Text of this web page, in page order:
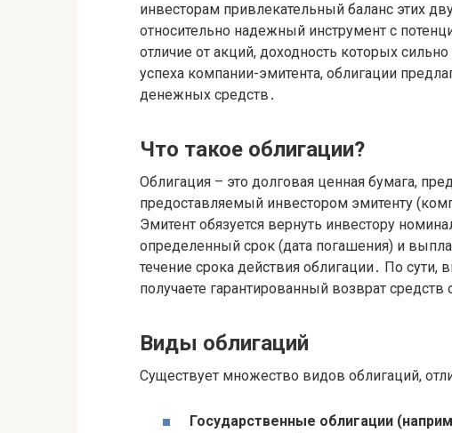
инвесторам привлекательный баланс этих
относительно надежный инструмент с
отличие от акций, доходность которых
успеха компании-эмитента, облигации
денежных средств․
Что такое облигации?
Облигация – это долговая ценная бумага,
предоставляемый инвестором эмитенту
Эмитент обязуется вернуть инвестору
определенный срок (дата погашения) и
течение срока действия облигации․ По сути,
получаете гарантированный возврат средств
Виды облигаций
Существует множество видов облигаций,
Государственные облигации